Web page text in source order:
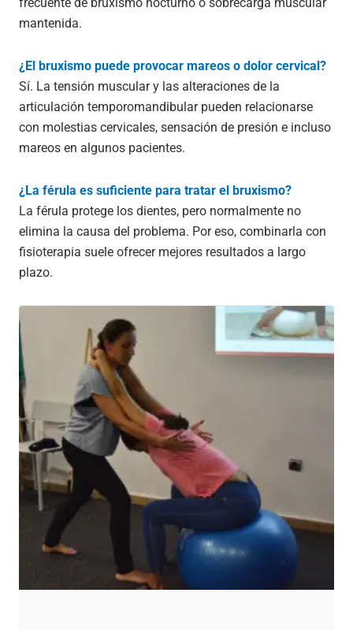
mantenida.
¿El bruxismo puede provocar mareos o dolor cervical?
Sí. La tensión muscular y las alteraciones de la
articulación temporomandibular pueden relacionarse
con molestias cervicales, sensación de presión e incluso
mareos en algunos pacientes.
¿La férula es suficiente para tratar el bruxismo?
La férula protege los dientes, pero normalmente no
elimina la causa del problema. Por eso, combinarla con
fisioterapia suele ofrecer mejores resultados a largo
plazo.